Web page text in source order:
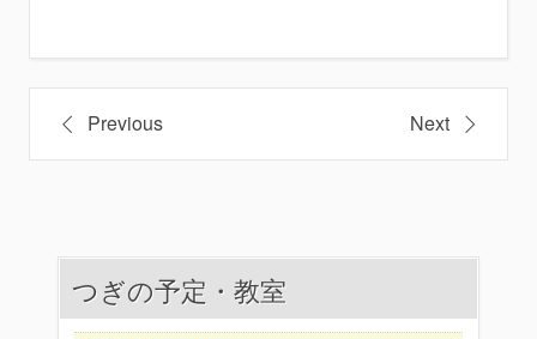
投
稿
ビ
Previous Next
つぎの予定・教室